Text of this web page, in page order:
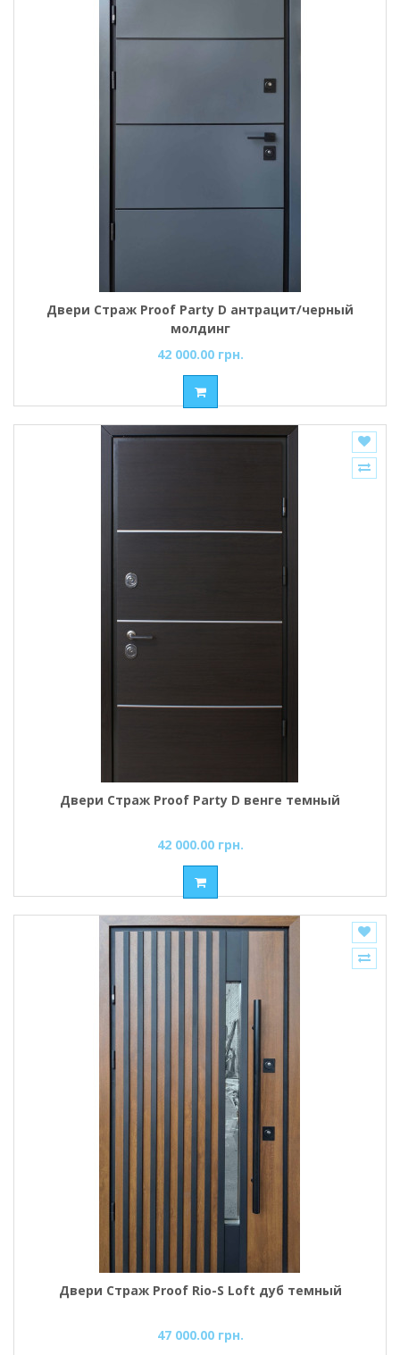
Двери Страж Proof Party D антрацит/черный
молдинг
42 000.00 грн.
Двери Страж Proof Party D венге темный
42 000.00 грн.
Двери Страж Proof Rio-S Loft дуб темный
47 000.00 грн.